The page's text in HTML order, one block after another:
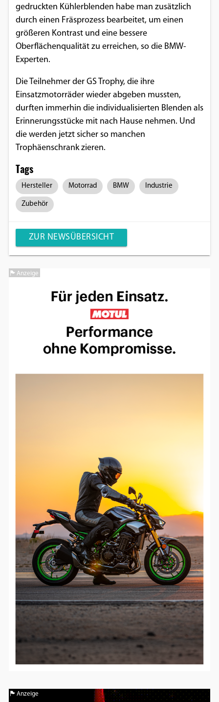
gedruckten Kühlerblenden habe man zusätzlich
durch einen Fräsprozess bearbeitet, um einen
größeren Kontrast und eine bessere
Oberflächenqualität zu erreichen, so die BMW-
Experten.
Die Teilnehmer der GS Trophy, die ihre
Einsatzmotorräder wieder abgeben mussten,
durften immerhin die individualisierten Blenden als
Erinnerungsstücke mit nach Hause nehmen. Und
die werden jetzt sicher so manchen
Trophäenschrank zieren.
Tags
Hersteller Motorrad BMW Industrie
Zubehör
ZUR NEWSÜBERSICHT
Anzeige
Anzeige
Vimeo
Google Maps
Google